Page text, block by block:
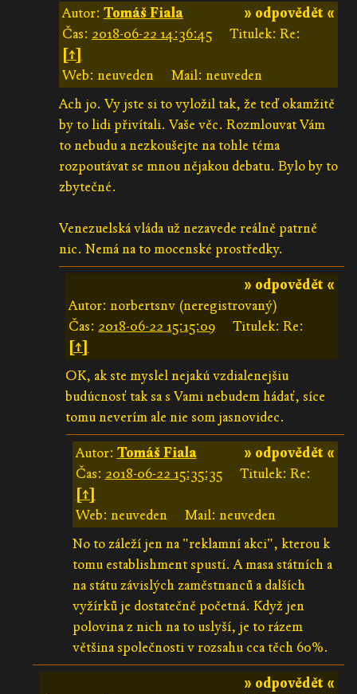
» odpovědět «
Autor: Tomáš Fiala
Čas: 2018-06-22 14:36:45
Titulek: Re:
[↑]
Web: neuveden
Mail: neuveden
Ach jo. Vy jste si to vyložil tak, že teď okamžitě
by to lidi přivítali. Vaše věc. Rozmlouvat Vám
to nebudu a nezkoušejte na tohle téma
rozpoutávat se mnou nějakou debatu. Bylo by to
zbytečné.
Venezuelská vláda už nezavede reálně patrně
nic. Nemá na to mocenské prostředky.
» odpovědět «
Autor: norbertsnv (neregistrovaný)
Čas: 2018-06-22 15:15:09
Titulek: Re:
[↑]
OK, ak ste myslel nejakú vzdialenejšiu
budúcnosť tak sa s Vami nebudem hádať, síce
tomu neverím ale nie som jasnovidec.
» odpovědět «
Autor: Tomáš Fiala
Čas: 2018-06-22 15:35:35
Titulek: Re:
[↑]
Web: neuveden
Mail: neuveden
No to záleží jen na "reklamní akci", kterou k
tomu establishment spustí. A masa státních a
na státu závislých zaměstnanců a dalších
vyžírků je dostatečně početná. Když jen
polovina z nich na to uslyší, je to rázem
většina společnosti v rozsahu cca těch 60%.
» odpovědět «